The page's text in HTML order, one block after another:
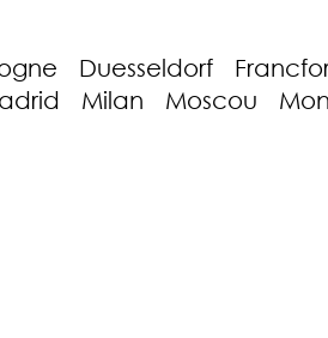
Duesseldorf
Milan Moscou